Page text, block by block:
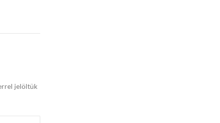
jelöltük